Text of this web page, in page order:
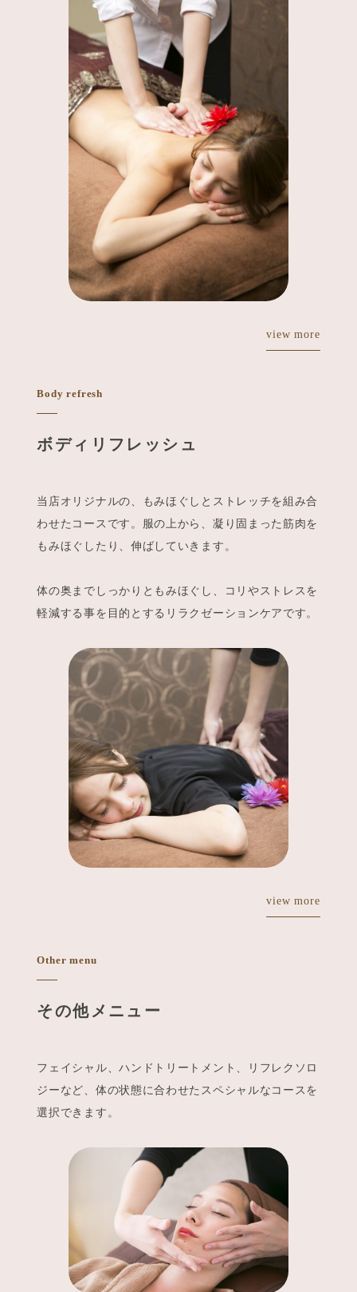
view more
Body refresh
ボディリフレッシュ​
当店オリジナルの、もみほぐしとストレッチを組み合
わせたコースです。服の上から、凝り固まった筋肉を
もみほぐしたり、伸ばしていきます。
体の奥までしっかりともみほぐし、コリやストレスを
軽減する事を目的とするリラクゼーションケアです。
view more
Other menu
その他メニュー
フェイシャル、ハンドトリートメント、リフレクソロ
ジーなど、体の状態に合わせたスペシャルなコースを
選択できます。